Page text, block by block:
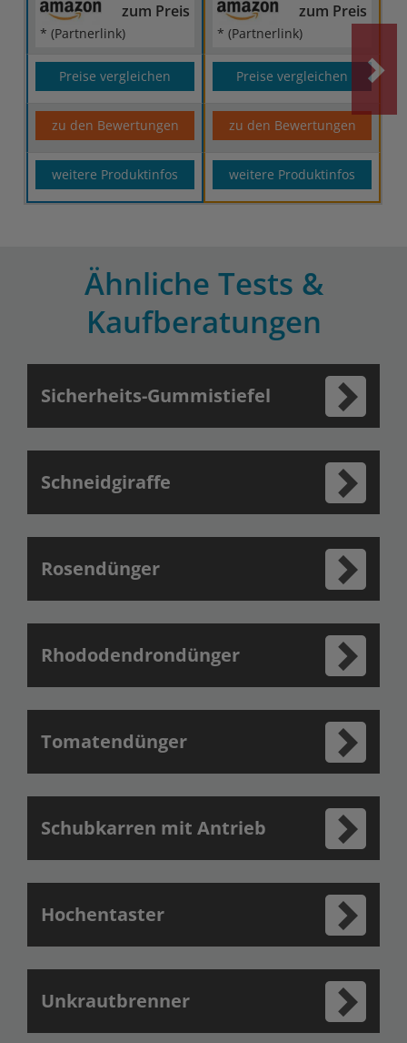
zum Preis
* (Partnerlink)
zum Preis
* (Partnerlink)
Preise vergleichen Preise vergleichen
zu den Bewertungen zu den Bewertungen
weitere Produktinfos weitere Produktinfos
Ähnliche Tests &
Kaufberatungen
Sicherheits-Gummistiefel
Schneidgiraffe
Rosendünger
Rhododendrondünger
Tomatendünger
Schubkarren mit Antrieb
Hochentaster
Unkrautbrenner